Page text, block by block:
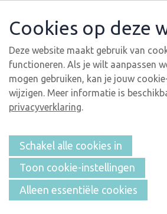
OVERZICHT
Cookies op deze
Deze website maakt gebruik van
functioneren. Als je wilt aanpassen
mogen gebruiken, kan je jouw
wijzigen. Meer informatie is
privacyverklaring.
Schakel alle cookies in
Toon cookie-instellingen
Alleen essentiële cookies